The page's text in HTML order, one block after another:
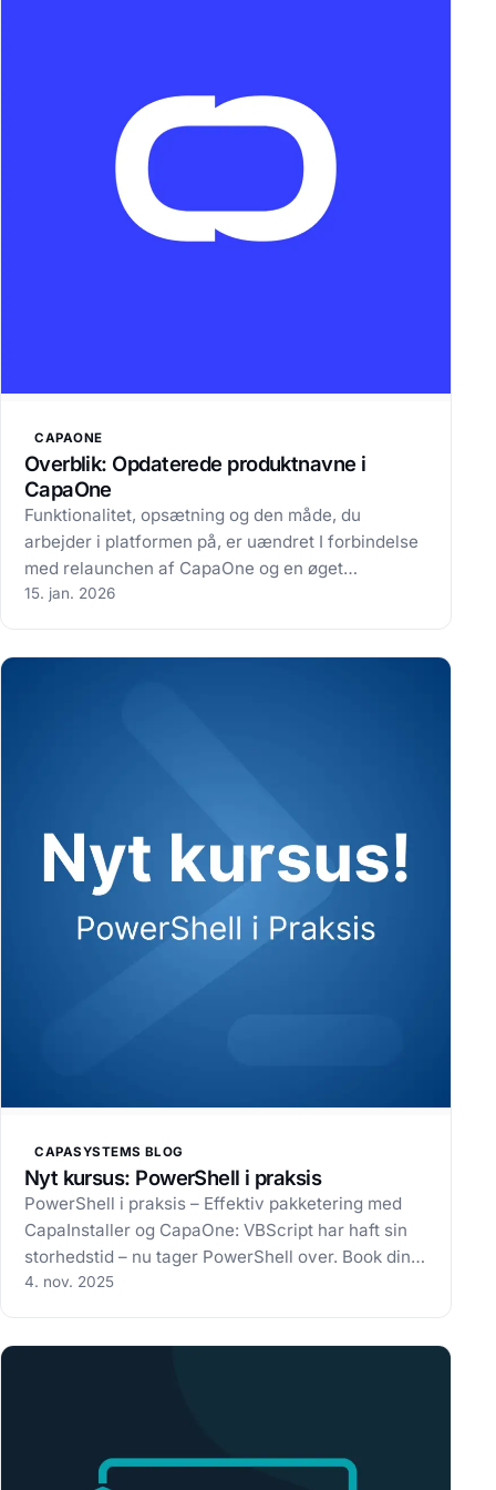
CAPAONE
Overblik: Opdaterede produktnavne i
CapaOne
Funktionalitet, opsætning og den måde, du
arbejder i platformen på, er uændret I forbindelse
med relaunchen af CapaOne og en øget
internationalisering har vi opdateret og forenklet
15. jan. 2026
CAPASYSTEMS BLOG
Nyt kursus: PowerShell i praksis
PowerShell i praksis – Effektiv pakketering med
CapaInstaller og CapaOne: VBScript har haft sin
storhedstid – nu tager PowerShell over. Book din
plads allerede nu. Hos CapaSystems mærker vi
4. nov. 2025